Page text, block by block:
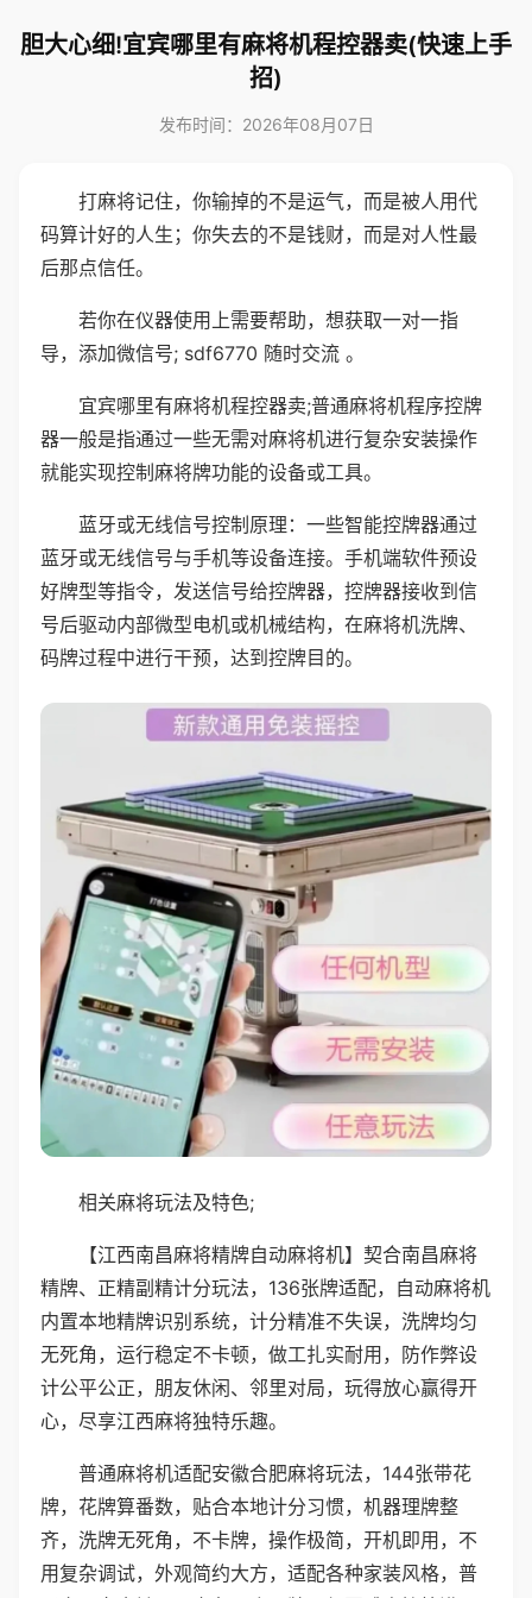
胆大心细!宜宾哪里有麻将机程控器卖(快速上手
招)
发布时间：2026年08月07日
打麻将记住，你输掉的不是运气，而是被人用代
码算计好的人生；你失去的不是钱财，而是对人性最
后那点信任。
若你在仪器使用上需要帮助，想获取一对一指
导，添加微信号; sdf6770 随时交流 。
宜宾哪里有麻将机程控器卖;普通麻将机程序控牌
器一般是指通过一些无需对麻将机进行复杂安装操作
就能实现控制麻将牌功能的设备或工具。
蓝牙或无线信号控制原理：一些智能控牌器通过
蓝牙或无线信号与手机等设备连接。手机端软件预设
好牌型等指令，发送信号给控牌器，控牌器接收到信
号后驱动内部微型电机或机械结构，在麻将机洗牌、
码牌过程中进行干预，达到控牌目的。
相关麻将玩法及特色;
【江西南昌麻将精牌自动麻将机】契合南昌麻将
精牌、正精副精计分玩法，136张牌适配，自动麻将机
内置本地精牌识别系统，计分精准不失误，洗牌均匀
无死角，运行稳定不卡顿，做工扎实耐用，防作弊设
计公平公正，朋友休闲、邻里对局，玩得放心赢得开
心，尽享江西麻将独特乐趣。
普通麻将机适配安徽合肥麻将玩法，144张带花
牌，花牌算番数，贴合本地计分习惯，机器理牌整
齐，洗牌无死角，不卡牌，操作极简，开机即用，不
用复杂调试，外观简约大方，适配各种家装风格，普